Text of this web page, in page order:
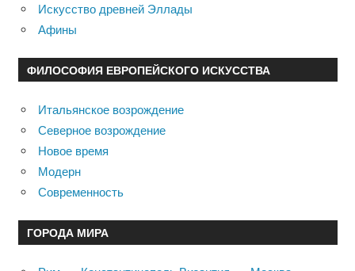
Искусство древней Эллады
Афины
ФИЛОСОФИЯ ЕВРОПЕЙСКОГО ИСКУССТВА
Итальянское возрождение
Северное возрождение
Новое время
Модерн
Современность
ГОРОДА МИРА